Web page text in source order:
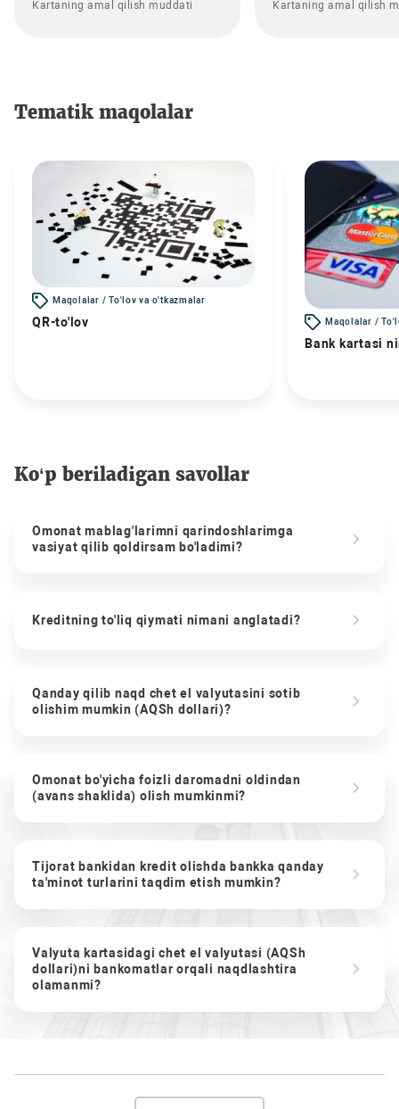
Kartaning amal qilish muddati Kartaning amal qilish
Tematik maqolalar
Maqolalar / To'lov va o'tkazmalar
QR-to'lov Maqolalar /
Bank kartasi
Ko‘p beriladigan savollar
Omonat mablag'larimni qarindoshlarimga
vasiyat qilib qoldirsam bo'ladimi?
Kreditning to'liq qiymati nimani anglatadi?
Qanday qilib naqd chet el valyutasini sotib
olishim mumkin (AQSh dollari)?
Omonat bo'yicha foizli daromadni oldindan
(avans shaklida) olish mumkinmi?
Tijorat bankidan kredit olishda bankka qanday
ta'minot turlarini taqdim etish mumkin?
Valyuta kartasidagi chet el valyutasi (AQSh
dollari)ni bankomatlar orqali naqdlashtira
olamanmi?